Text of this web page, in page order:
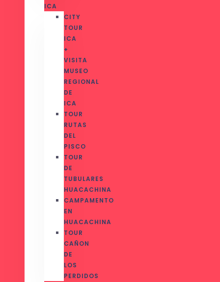
ICA
CITY
TOUR
ICA
+
VISITA
MUSEO
REGIONAL
DE
ICA
TOUR
RUTAS
DEL
PISCO
TOUR
DE
TUBULARES
HUACACHINA
CAMPAMENTO
EN
HUACACHINA
TOUR
CAÑON
DE
LOS
PERDIDOS